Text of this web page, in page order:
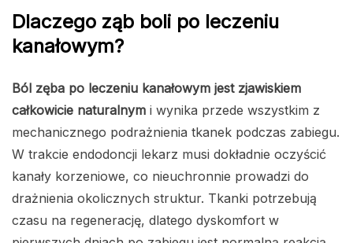
Dlaczego ząb boli po leczeniu
kanałowym?
Ból zęba po leczeniu kanałowym jest zjawiskiem
całkowicie naturalnym i wynika przede wszystkim z
mechanicznego podrażnienia tkanek podczas zabiegu.
W trakcie endodoncji lekarz musi dokładnie oczyścić
kanały korzeniowe, co nieuchronnie prowadzi do
drażnienia okolicznych struktur. Tkanki potrzebują
czasu na regenerację, dlatego dyskomfort w